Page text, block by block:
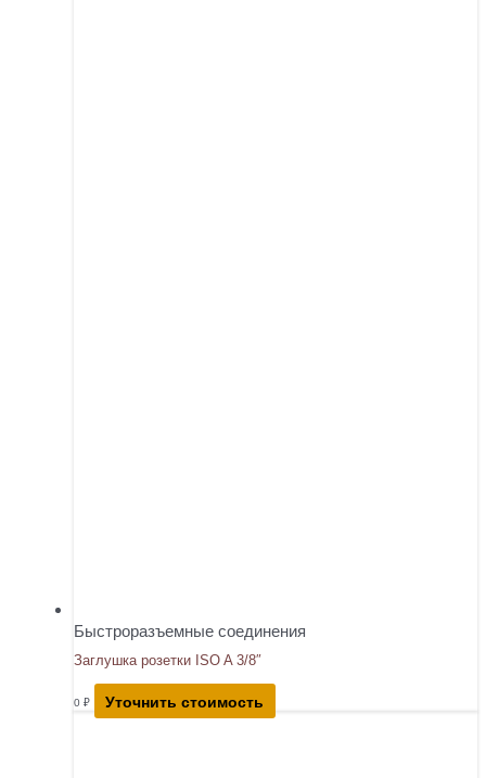
Быстроразъемные соединения
Заглушка розетки ISO A 3/8″
0 ₽ Уточнить стоимость